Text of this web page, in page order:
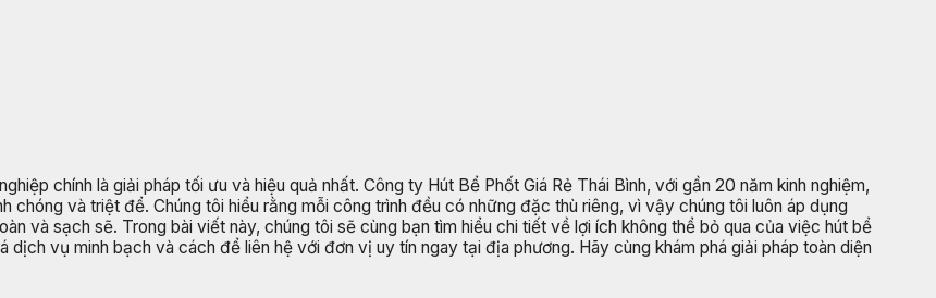
chính là giải pháp tối ưu và hiệu quả nhất. Công ty Hút Bể Phốt Giá Rẻ Thái Bình, với gần 20 năm kinh nghiệm,
và triệt để. Chúng tôi hiểu rằng mỗi công trình đều có những đặc thù riêng, vì vậy chúng tôi luôn áp dụng
và sạch sẽ. Trong bài viết này, chúng tôi sẽ cùng bạn tìm hiểu chi tiết về lợi ích không thể bỏ qua của việc hút bể
vụ minh bạch và cách để liên hệ với đơn vị uy tín ngay tại địa phương. Hãy cùng khám phá giải pháp toàn diện